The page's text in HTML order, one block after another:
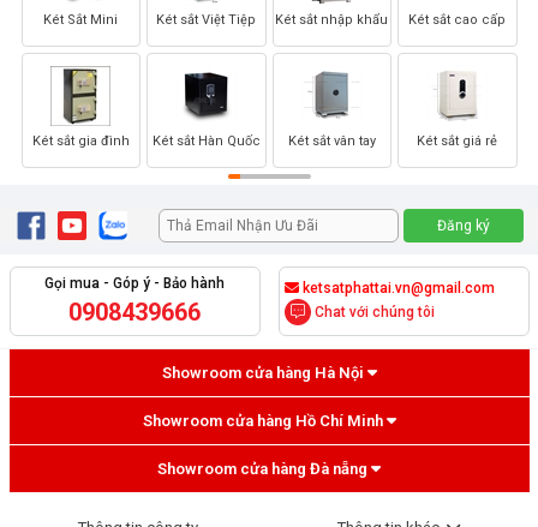
Két Sắt Mini
Két sắt gia đình
Két sắt Việt Tiệp
Két sắt Hàn Quốc
Két sắt nhập khẩu
Két sắt vân tay
Két sắt cao cấp
Két sắt giá rẻ
Gọi mua - Góp ý - Bảo hành
0908439666
ketsatphattai.vn@gmail.com
Chat với chúng tôi
Showroom cửa hàng Hà Nội
Showroom cửa hàng Hồ Chí Minh
Showroom cửa hàng Đà nẵng